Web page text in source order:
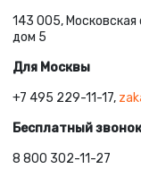
143 005, Московская
дом 5
Для Москвы
+7 495 229-11-17,
Бесплатный
8 800 302-11-27